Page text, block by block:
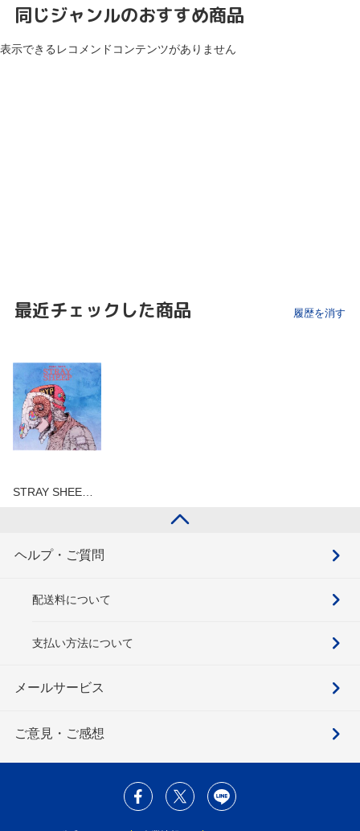
同じジャンルのおすすめ商品
表示できるレコメンドコンテンツがありません
最近チェックした商品 履歴を消す
STRAY SHEE…
ヘルプ・ご質問
配送料について
支払い方法について
メールサービス
ご意見・ご感想